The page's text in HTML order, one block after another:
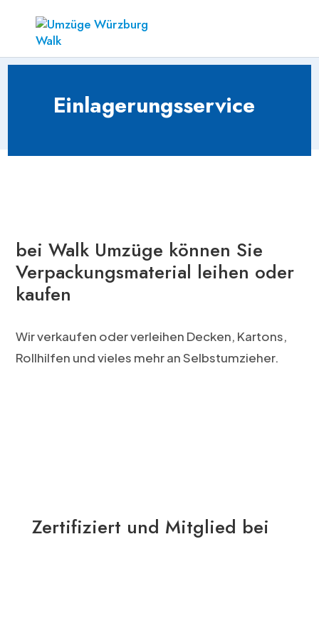
Einlagerungsservice
bei Walk Umzüge können Sie
Verpackungsmaterial leihen oder
kaufen
Wir verkaufen oder verleihen Decken, Kartons,
Rollhilfen und vieles mehr an Selbstumzieher.
Zertifiziert und Mitglied bei